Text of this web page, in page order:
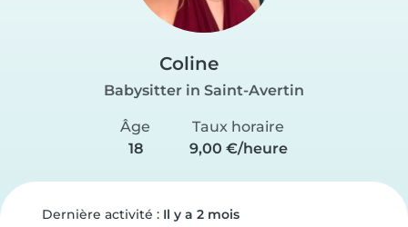
Coline
Babysitter in Saint-Avertin
Âge
18
Taux horaire
9,00 €/heure
Dernière activité : Il y a 2 mois